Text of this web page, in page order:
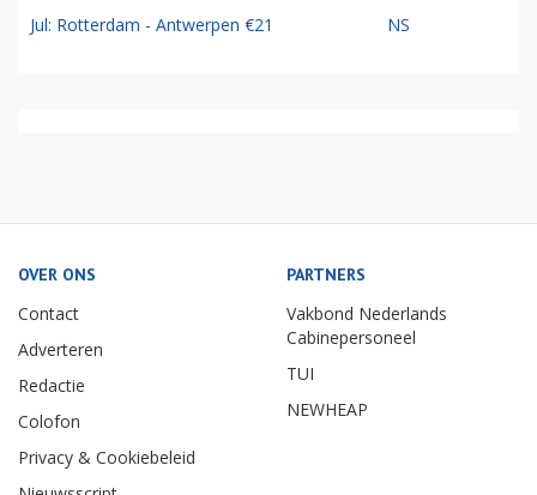
Jul: Rotterdam - Antwerpen €21 NS
OVER ONS
Contact
Adverteren
Redactie
Colofon
Privacy & Cookiebeleid
PARTNERS
Vakbond Nederlands
Cabinepersoneel
TUI
NEWHEAP